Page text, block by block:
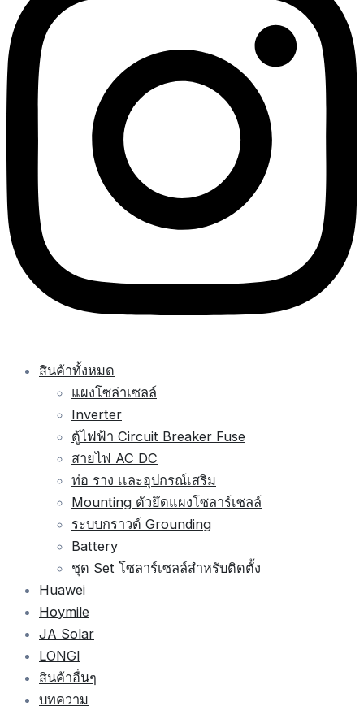
สินค้าทั้งหมด
แผงโซล่าเซลล์
Inverter
ตู้ไฟฟ้า Circuit Breaker Fuse
สายไฟ AC DC
ท่อ ราง เเละอุปกรณ์เสริม
Mounting ตัวยึดแผงโซลาร์เซลล์
ระบบกราวด์ Grounding
Battery
ชุด Set โซลาร์เซลล์สำหรับติดตั้ง
Huawei
Hoymile
JA Solar
LONGI
สินค้าอื่นๆ
บทความ